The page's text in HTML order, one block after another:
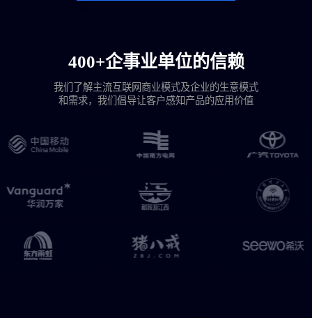
400+企事业单位的信赖
我们了解主流互联网商业模式及企业的生意模式
和需求，我们倡导让客户感知产品的应用价值